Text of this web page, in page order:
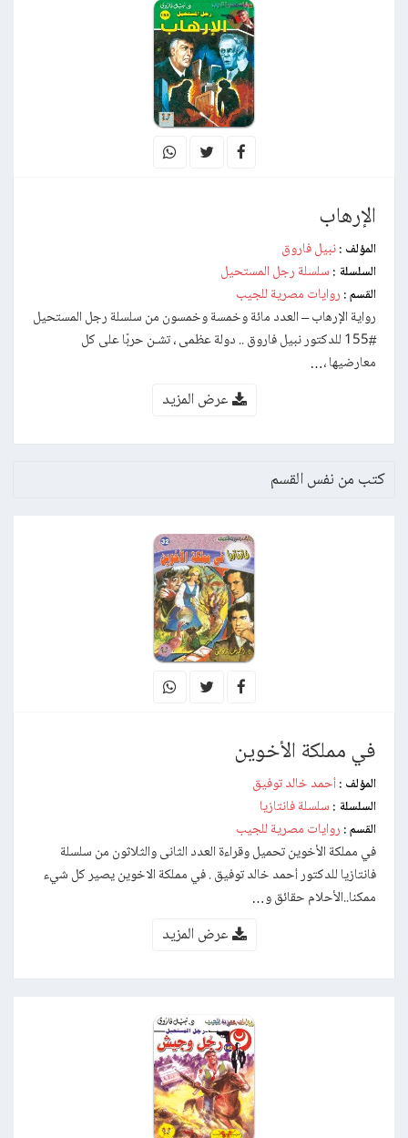
الإرهاب
المؤلف : نبيل فاروق
السلسلة : سلسلة رجل المستحيل
القسم : روايات مصرية للجيب
رواية الإرهاب – العدد مائة وخمسة وخمسون من سلسلة رجل المستحيل
#155 للدكتور نبيل فاروق .. دولة عظمى ، تشـن حربًا على كل
معارضيها ،…
عرض المزيد
كتب من نفس القسم
في مملكة الأخوين
المؤلف : أحمد خالد توفيق
السلسلة : سلسلة فانتازيا
القسم : روايات مصرية للجيب
في مملكة الأخوين تحميل وقراءة العدد الثانى والثلاثون من سلسلة
فانتازيا للدكتور أحمد خالد توفيق . في مملكة الاخوين يصير كل شيء
ممكنا..الأحلام حقائق و…
عرض المزيد